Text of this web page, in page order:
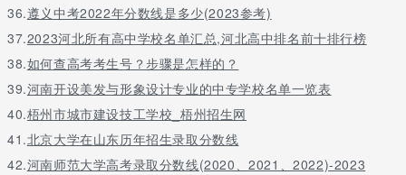
36.遵义中考2022年分数线是多少(2023参考)
37.2023河北所有高中学校名单汇总,河北高中排名前十排行榜
38.如何查高考考生号？步骤是怎样的？
39.河南开设美发与形象设计专业的中专学校名单一览表
40.梧州市城市建设技工学校_梧州招生网
41.北京大学在山东历年招生录取分数线
42.河南师范大学高考录取分数线(2020、2021、2022)-2023